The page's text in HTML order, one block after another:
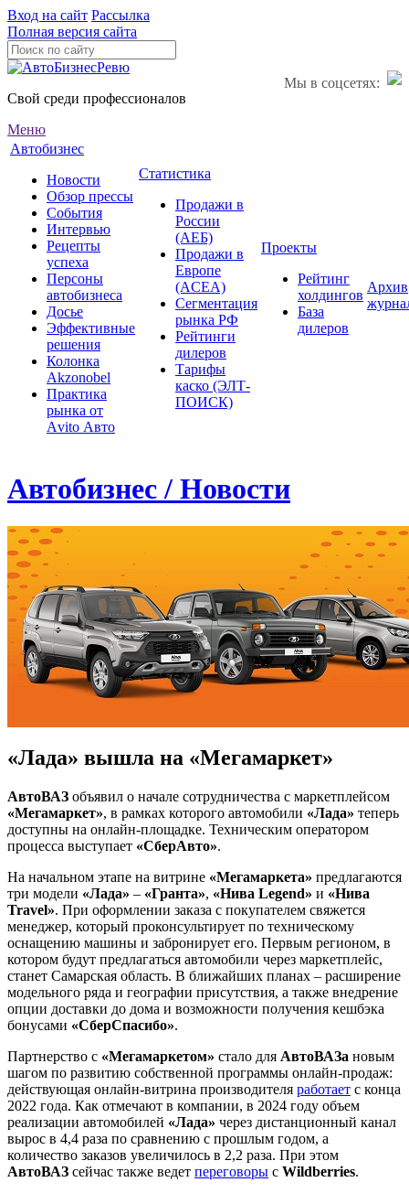
Вход на сайт Рассылка
Полная версия сайта
Мы в соцсетях:
Свой среди профессионалов
Меню
Автобизнес
Новости
Обзор прессы
События
Интервью
Рецепты
успеха
Персоны
автобизнеса
Досье
Эффективные
решения
Колонка
Akzonobel
Практика
рынка от
Аvito Авто
Статистика
Продажи в
России
(АЕБ)
Продажи в
Европе
(ACEA)
Сегментация
рынка РФ
Рейтинги
дилеров
Тарифы
каско (ЭЛТ-
ПОИСК)
Проекты
Рейтинг
холдингов
База
дилеров
Архив
Автобизнес / Новости
«Лада» вышла на «Мегамаркет»
АвтоВАЗ объявил о начале сотрудничества с маркетплейсом
«Мегамаркет», в рамках которого автомобили «Лада» теперь
доступны на онлайн-площадке. Техническим оператором
процесса выступает «СберАвто».
На начальном этапе на витрине «Мегамаркета» предлагаются
три модели «Лада» – «Гранта», «Нива Legend» и «Нива
Travel». При оформлении заказа с покупателем свяжется
менеджер, который проконсультирует по техническому
оснащению машины и забронирует его. Первым регионом, в
котором будут предлагаться автомобили через маркетплейс,
станет Самарская область. В ближайших планах – расширение
модельного ряда и географии присутствия, а также внедрение
опции доставки до дома и возможности получения кешбэка
бонусами «СберСпасибо».
Партнерство с «Мегамаркетом» стало для АвтоВАЗа новым
шагом по развитию собственной программы онлайн-продаж:
действующая онлайн-витрина производителя работает с конца
2022 года. Как отмечают в компании, в 2024 году объем
реализации автомобилей «Лада» через дистанционный канал
вырос в 4,4 раза по сравнению с прошлым годом, а
количество заказов увеличилось в 2,2 раза. При этом
АвтоВАЗ сейчас также ведет переговоры с Wildberries.